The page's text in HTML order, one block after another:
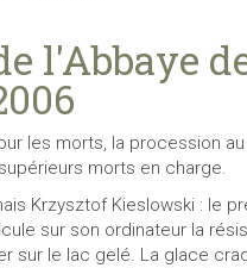
l'Abbaye
les morts, la procession
morts en charge.
Krzysztof Kieslowski : le
sur son ordinateur la
sur le lac gelé. La glace